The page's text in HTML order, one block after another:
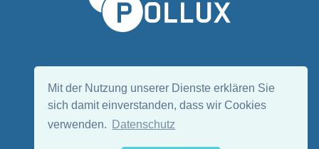
Mit der Nutzung unserer Dienste erklären Sie
sich damit einverstanden, dass wir Cookies
verwenden.
Datenschutz
EN